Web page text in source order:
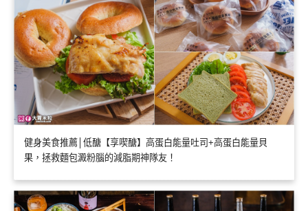
健身美食推薦│低醣【享喫醣】高蛋白能量吐司+高蛋白能量貝
果，拯救麵包澱粉腦的減脂期神隊友！